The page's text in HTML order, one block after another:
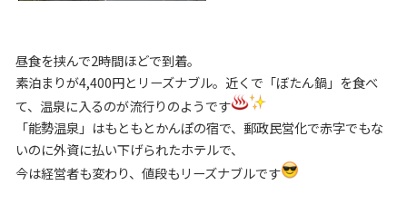
昼食を挟んで2時間ほどで到着。
素泊まりが4,400円とリーズナブル。近くで「ぼたん鍋」を食べ
て、温泉に入るのが流行りのようです
「能勢温泉」はもともとかんぽの宿で、郵政民営化で赤字でもな
いのに外資に払い下げられたホテルで、
今は経営者も変わり、値段もリーズナブルです